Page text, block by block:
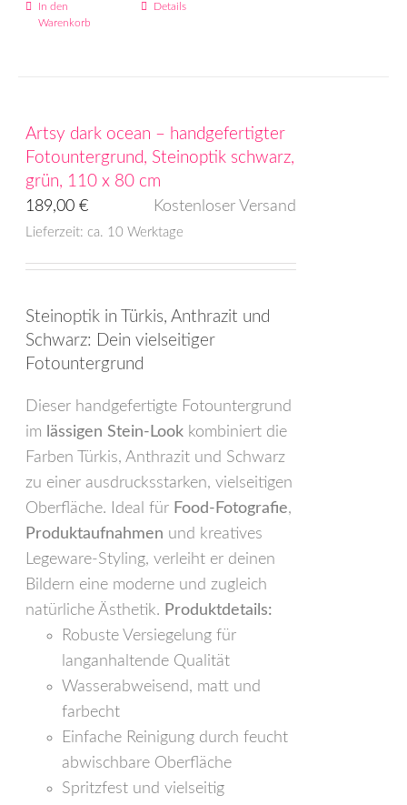
In den
Warenkorb
Details
Artsy dark ocean – handgefertigter
Fotountergrund, Steinoptik schwarz,
grün, 110 x 80 cm
189,00€ Kostenloser Versand
Lieferzeit: ca. 10 Werktage
Steinoptik in Türkis, Anthrazit und
Schwarz: Dein vielseitiger
Fotountergrund
Dieser handgefertigte Fotountergrund
im lässigen Stein-Look kombiniert die
Farben Türkis, Anthrazit und Schwarz
zu einer ausdrucksstarken, vielseitigen
Oberfläche. Ideal für Food-Fotografie,
Produktaufnahmen und kreatives
Legeware-Styling, verleiht er deinen
Bildern eine moderne und zugleich
natürliche Ästhetik. Produktdetails:
Robuste Versiegelung für
langanhaltende Qualität
Wasserabweisend, matt und
farbecht
Einfache Reinigung durch feucht
abwischbare Oberfläche
Spritzfest und vielseitig